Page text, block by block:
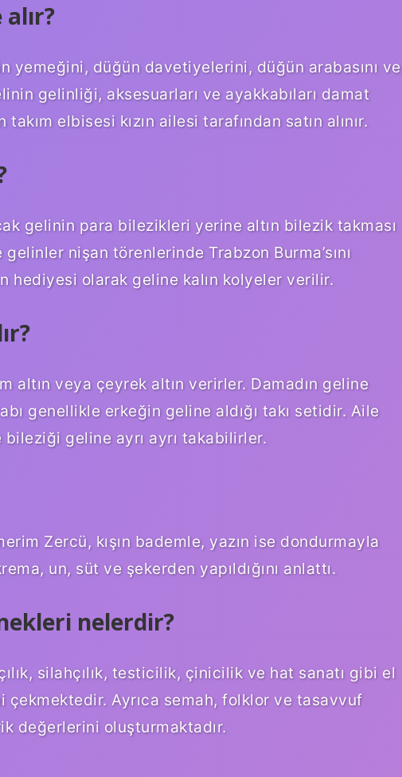
yemeğini, düğün davetiyelerini, düğün arabasını ve
gelinliği, aksesuarları ve ayakkabıları damat
takım elbisesi kızın ailesi tarafından satın alınır.
gelinin para bilezikleri yerine altın bilezik takması
nişan törenlerinde Trabzon Burma’sını
hediyesi olarak geline kalın kolyeler verilir.
altın veya çeyrek altın verirler. Damadın geline
genellikle erkeğin geline aldığı takı setidir. Aile
geline ayrı ayrı takabilirler.
Zercü, kışın bademle, yazın ise dondurmayla
un, süt ve şekerden yapıldığını anlattı.
nelerdir?
silahçılık, testicilik, çinicilik ve hat sanatı gibi el
çekmektedir. Ayrıca semah, folklor ve tasavvuf
değerlerini oluşturmaktadır.